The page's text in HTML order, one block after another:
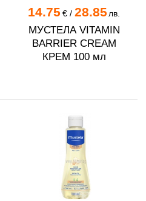
14.75 €/ 28.85 лв.
МУСТЕЛА VITAMIN
BARRIER CREAM
КРЕМ 100 мл